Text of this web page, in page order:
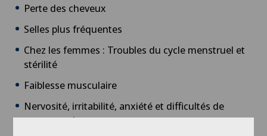
Perte des cheveux
Selles plus fréquentes
Chez les femmes : Troubles du cycle menstruel et
stérilité
Faiblesse musculaire
Nervosité, irritabilité, anxiété et difficultés de
concentration